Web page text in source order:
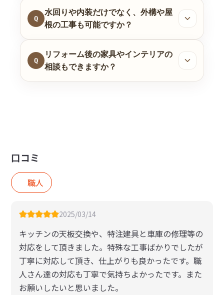
Q
水回りや内装だけでなく、外構や屋
根の工事も可能ですか？
Q
リフォーム後の家具やインテリアの
相談もできますか？
口コミ
職人
2025/03/14
キッチンの天板交換や、特注建具と車庫の修理等の
対応をして頂きました。特殊な工事ばかりでしたが
丁寧に対応して頂き、仕上がりも良かったです。職
人さん達の対応も丁寧で気持ちよかったです。また
お願いしたいと思いました。